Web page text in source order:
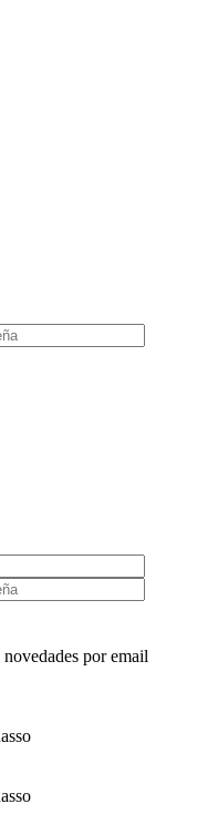
por email